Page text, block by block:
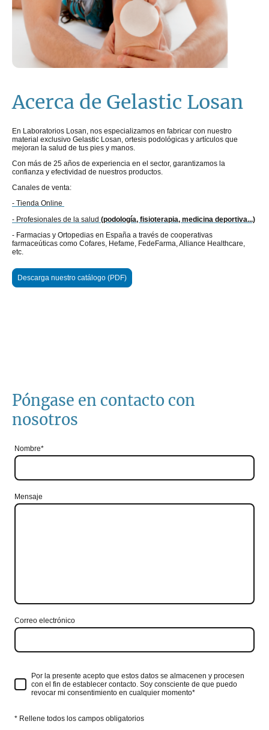
Acerca de Gelastic Losan
En Laboratorios Losan, nos especializamos en fabricar con nuestro
material exclusivo Gelastic Losan, ortesis podológicas y artículos que
mejoran la salud de tus pies y manos.
Con más de 25 años de experiencia en el sector, garantizamos la
confianza y efectividad de nuestros productos.
Canales de venta:
- Tienda Online
- Profesionales de la salud (podología, fisioterapia, medicina deportiva...)
- Farmacias y Ortopedias en España a través de cooperativas
farmaceúticas como Cofares, Hefame, FedeFarma, Alliance Healthcare,
etc.
Descarga nuestro catálogo (PDF)
Póngase en contacto con
nosotros
Nombre*
Mensaje
Correo electrónico
Por la presente acepto que estos datos se almacenen y procesen
con el fin de establecer contacto. Soy consciente de que puedo
revocar mi consentimiento en cualquier momento*
* Rellene todos los campos obligatorios